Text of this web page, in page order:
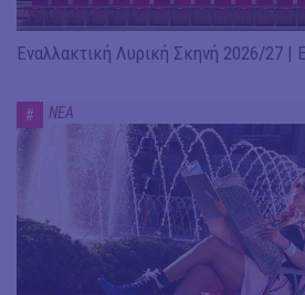
Εναλλακτική Λυρική Σκηνή 2026/27 |
# ΝΕΑ